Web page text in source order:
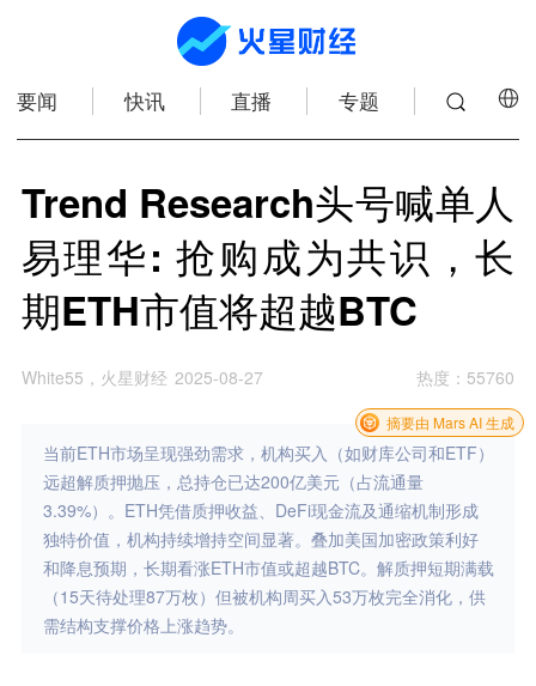
要闻 快讯 直播 专题
Trend Research头号喊单人
易理华: 抢购成为共识，长
期ETH市值将超越BTC
White55，火星财经 2025-08-27 热度 ： 55760
当前ETH市场呈现强劲需求，机构买入（如财库公司和ETF）
远超解质押抛压，总持仓已达200亿美元（占流通量
3.39%）。ETH凭借质押收益、DeFi现金流及通缩机制形成
独特价值，机构持续增持空间显著。叠加美国加密政策利好
和降息预期，长期看涨ETH市值或超越BTC。解质押短期满载
（15天待处理87万枚）但被机构周买入53万枚完全消化，供
需结构支撑价格上涨趋势。
摘要由 Mars AI 生成